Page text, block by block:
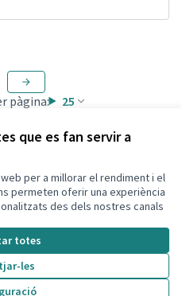
que es fan servir a
per a millorar el rendiment i el
permeten oferir una experiència
des dels nostres canals
totes
les
pàgina: 25
Amb
(Enllaç